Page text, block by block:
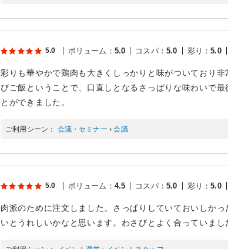
5.0 ボリューム ： 5.0 コスパ： 5.0 彩り ：5.0
彩りも華やかで鶏肉も大きくしっかりと味がついており
びご飯ということで、口直しとなるさっぱりな味わいで
とができました。
ご利用シーン： 会議・セミナー ›会議
5.0 ボリューム ： 4.5 コスパ： 5.0 彩り ：5.0
肉派のために注文しました。さっぱりしていておいしか
いとうれしいかなと思います。わさびとよく合っていまし